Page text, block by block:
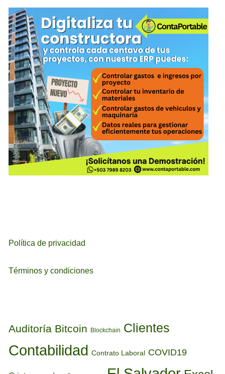
Política de privacidad
Términos y condiciones
Auditoría Bitcoin Blockchain Clientes
Contabilidad Contrato Laboral COVID19